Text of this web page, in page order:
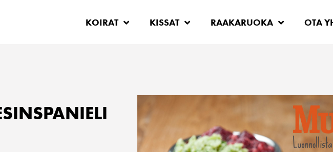
KOIRAT KISSAT RAAKARUOKA OTA